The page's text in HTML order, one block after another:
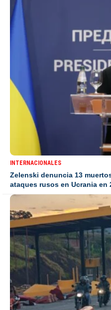
INTERNACIONALES
Zelenski denuncia 13
ataques rusos en Ucrania en